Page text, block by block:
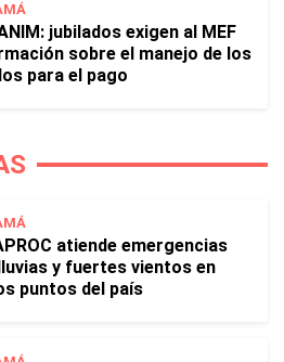
jubilados exigen al MEF
sobre el manejo de los
para el pago
atiende emergencias
y fuertes vientos en
puntos del país